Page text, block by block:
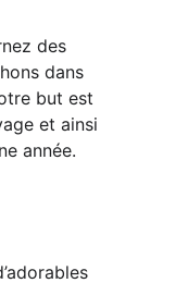
des
dans
but est
et ainsi
année.